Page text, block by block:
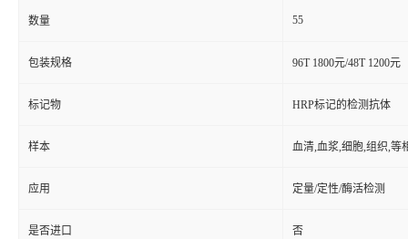
数量 55
包装规格 96T 1800元/48T 1200元
标记物 HRP标记的检测抗体
样本 血清,血浆,细胞,组织,等
应用 定量/定性/酶活检测
是否进口 否